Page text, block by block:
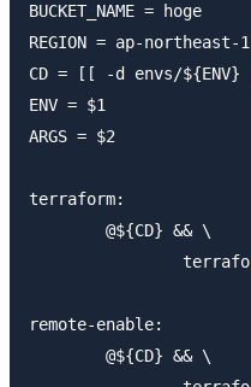
BUCKET_NAME = hoge
REGION = ap-northeast-1
CD = [[ -d envs/${ENV}
ENV = $1
ARGS = $2
terraform:
remote-enable: